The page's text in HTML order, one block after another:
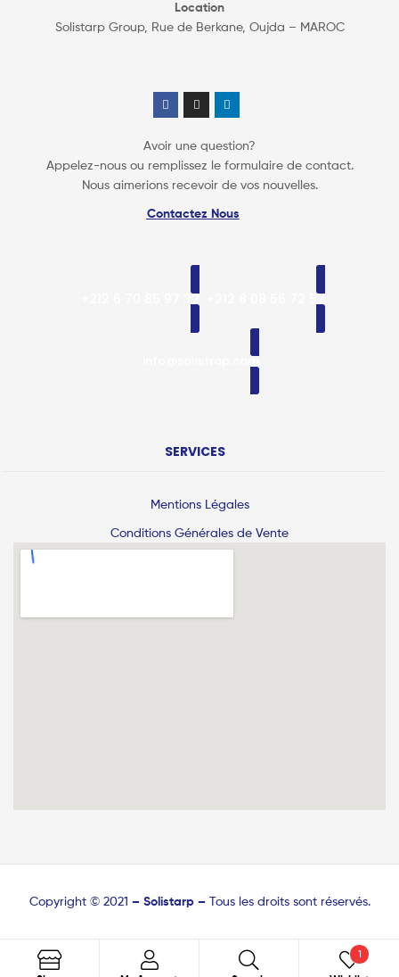
Location
Solistarp Group, Rue de Berkane, Oujda – MAROC
Avoir une question?
Appelez-nous ou remplissez le formulaire de contact.
Nous aimerions recevoir de vos nouvelles.
Contactez Nous
+212 6 70 85 97 32 +212 8 08 56 72 57
info@solistrap.com
SERVICES
Mentions Légales
Conditions Générales de Vente
Copyright © 2021 – Solistarp –Tous les droits sont réservés.
1